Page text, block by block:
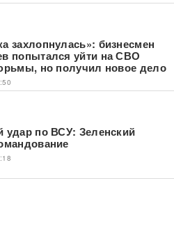
захлопнулась»: бизнесмен
попытался уйти на СВО
но получил новое дело
удар по ВСУ: Зеленский